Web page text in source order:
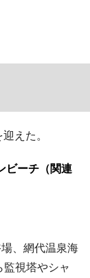
えた。
ビーチ（関連
、網代温泉海
視塔やシャ